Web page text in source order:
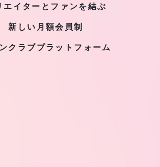
エイターとファンを結ぶ
新しい月額会員制
クラブプラットフォーム